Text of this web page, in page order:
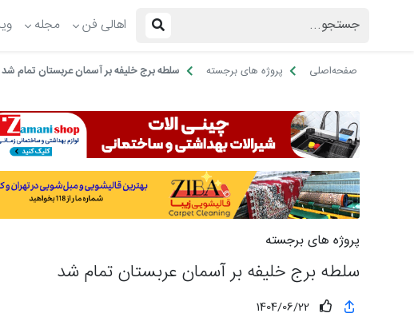
اهالی فن مجله
صفحه‌اصلی پروژه های برجسته سلطه برج خلیفه بر آسمان عربستان تمام شد
پروژه های برجسته
سلطه برج خلیفه بر آسمان عربستان تمام شد
1404/06/22